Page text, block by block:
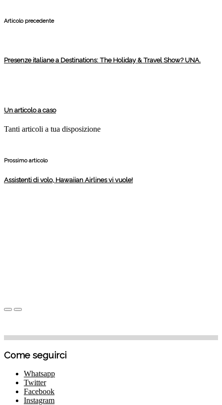
Articolo precedente
Presenze italiane a Destinations: The Holiday & Travel Show? UNA.
Un articolo a caso
Tanti articoli a tua disposizione
Prossimo articolo
Assistenti di volo, Hawaiian Airlines vi vuole!
Come seguirci
Whatsapp
Twitter
Facebook
Instagram